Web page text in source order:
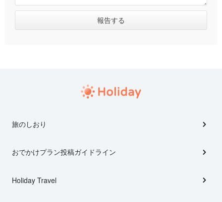
旅のしおり
おでかけプラン投稿ガイドライン
Holiday Travel